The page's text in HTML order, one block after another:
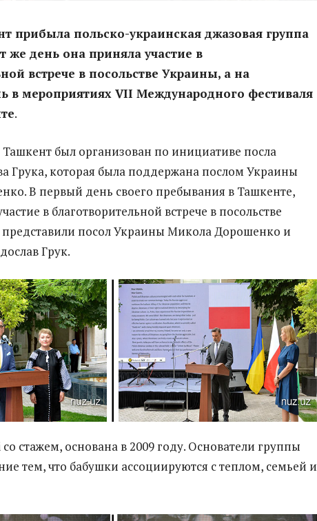
прибыла польско-украинская джазовая группа
же день она приняла участие в
встрече в посольстве Украины, а на
в мероприятиях VII Международного фестиваля
.
был организован по инициативе посла
Грука, которая была поддержана послом Украины
В первый день своего пребывания в Ташкенте,
в благотворительной встрече в посольстве
посол Украины Микола Дорошенко и
Грук.
стажем, основана в 2009 году. Основатели группы
тем, что бабушки ассоциируются с теплом, семьей и